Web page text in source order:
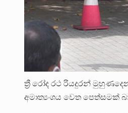
ත්‍රී රෝද රථ රියදුරන්
අමාත්‍යංශය වෙත පෙත්සමක්